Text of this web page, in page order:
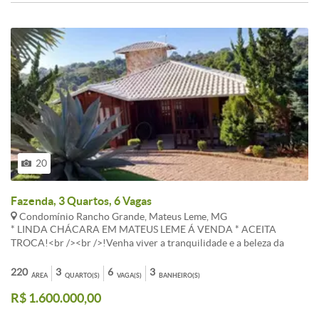
20
Fazenda, 3 Quartos, 6 Vagas
Condomínio Rancho Grande, Mateus Leme, MG
* LINDA CHÁCARA EM MATEUS LEME Á VENDA * ACEITA
TROCA!<br /><br />!Venha viver a tranquilidade e a beleza da
Esta maravilhosa fazenda oferece uma infraestrutura completa, com
terrenos amplos e planos, perfeitos para a construção da casa dos
seus sonhos. Chácara a venda em condomínio fechado em Mateus
ÁREA
220 QUARTO(S)
3 VAGA(S)
6 BANHEIRO(S)
3
R$ 1.600.000,00